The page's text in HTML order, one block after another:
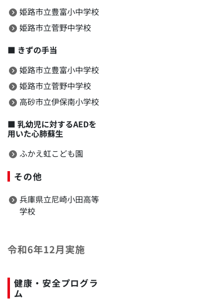
姫路市立豊富小中学校
姫路市立菅野中学校
■ きずの手当
姫路市立豊富小中学校
姫路市立菅野中学校
高砂市立伊保南小学校
■ 乳幼児に対するAEDを
用いた心肺蘇生
ふかえ虹こども園
その他
兵庫県立尼崎小田高等
学校
令和6年12月実施
健康・安全プログラ
ム